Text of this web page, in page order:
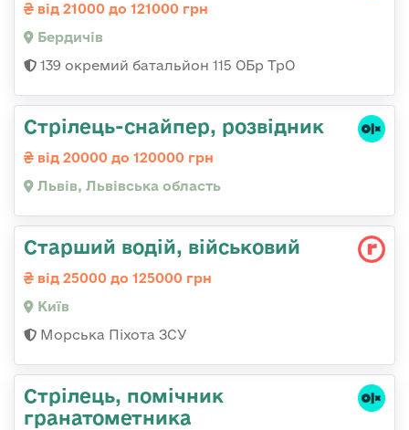
від 21000 до 121000 грн
Бердичів
139 окремий батальйон 115 ОБр ТрО
Стрілець-снайпер, розвідник
від 20000 до 120000 грн
Львів, Львівська область
Старший водій, військовий
від 25000 до 125000 грн
Київ
Морська Піхота ЗСУ
Стрілець, помічник
гранатометника